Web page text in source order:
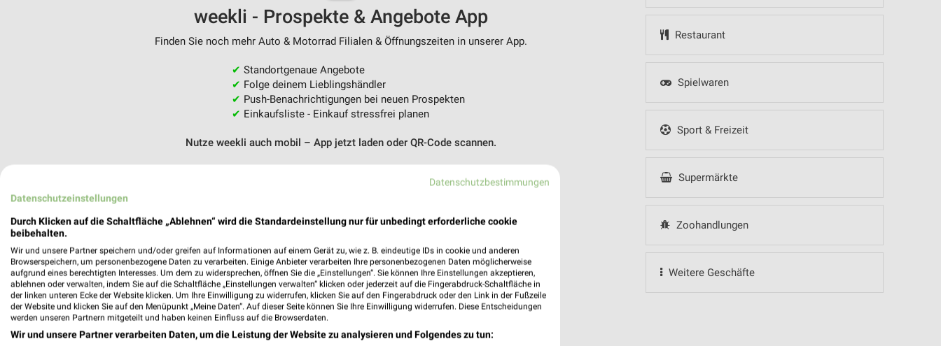
Restaurant
Spielwaren
Sport & Freizeit
Supermärkte
Zoohandlungen
Weitere Geschäfte
weekli - Prospekte & Angebote App
Finden Sie noch mehr Auto & Motorrad Filialen & Öffnungszeiten in unserer App.
✔ Standortgenaue Angebote
✔ Folge deinem Lieblingshändler
✔ Push-Benachrichtigungen bei neuen Prospekten
✔ Einkaufsliste - Einkauf stressfrei planen
Nutze weekli auch mobil – App jetzt laden oder QR-Code scannen.
Datenschutzbestimmungen
Datenschutzeinstellungen
Durch Klicken auf die Schaltfläche „Ablehnen“ wird die Standardeinstellung nur für unbedingt erforderliche cookie
beibehalten.
Wir und unsere Partner speichern und/oder greifen auf Informationen auf einem Gerät zu, wie z. B. eindeutige IDs in cookie und anderen
Browserspeichern, um personenbezogene Daten zu verarbeiten. Einige Anbieter verarbeiten Ihre personenbezogenen Daten möglicherweise
aufgrund eines berechtigten Interesses. Um dem zu widersprechen, öffnen Sie die „Einstellungen“. Sie können Ihre Einstellungen akzeptieren,
ablehnen oder verwalten, indem Sie auf die Schaltfläche „Einstellungen verwalten“ klicken oder jederzeit auf die Fingerabdruck-Schaltfläche in
der linken unteren Ecke der Website klicken. Um Ihre Einwilligung zu widerrufen, klicken Sie auf den Fingerabdruck oder den Link in der Fußzeile
der Website und klicken Sie auf den Menüpunkt „Meine Daten“. Auf dieser Seite können Sie Ihre Einwilligung widerrufen. Diese Entscheidungen
werden unseren Partnern mitgeteilt und haben keinen Einfluss auf die Browserdaten.
Wir und unsere Partner verarbeiten Daten, um die Leistung der Website zu analysieren und Folgendes zu tun: